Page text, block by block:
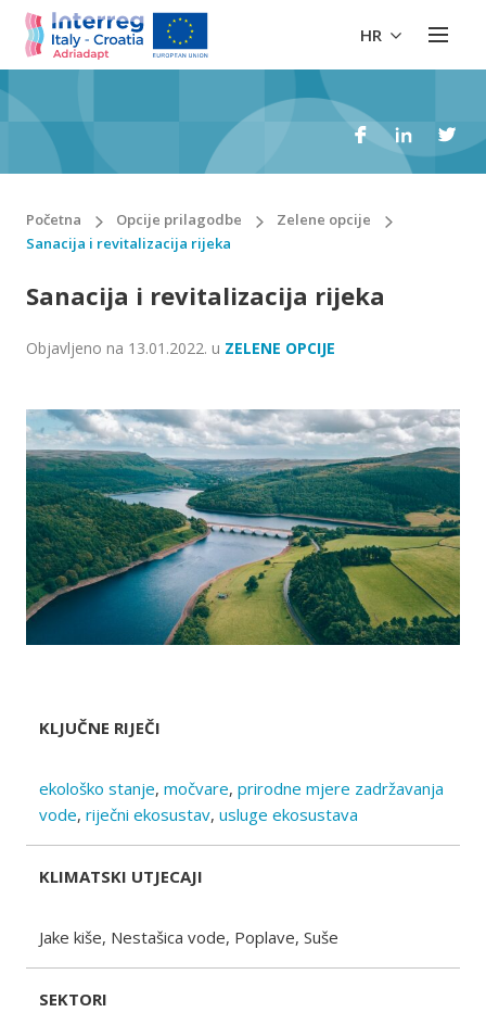
HR
Početna Opcije prilagodbe
Zelene opcije
Sanacija i revitalizacija rijeka
Sanacija i revitalizacija rijeka
Objavljeno na 13.01.2022. u ZELENE OPCIJE
KLJUČNE RIJEČI
ekološko stanje, močvare, prirodne mjere zadržavanja
vode, riječni ekosustav, usluge ekosustava
KLIMATSKI UTJECAJI
Jake kiše, Nestašica vode, Poplave, Suše
SEKTORI